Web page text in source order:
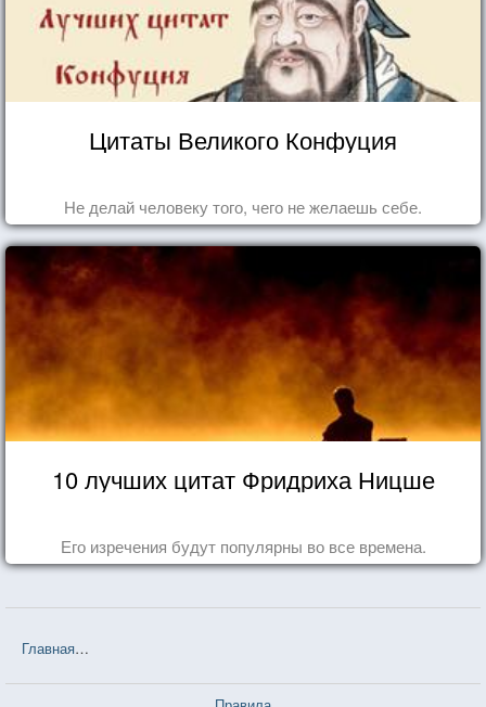
Цитаты Великого Конфуция
Не делай человеку того, чего не желаешь себе.
10 лучших цитат Фридриха Ницше
Его изречения будут популярны во все времена.
Главная